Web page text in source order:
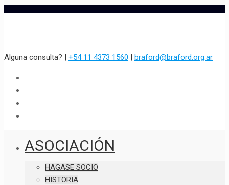
Alguna consulta? | +54 11 4373 1560 | braford@braford.org.ar
ASOCIACIÓN
HAGASE SOCIO
HISTORIA